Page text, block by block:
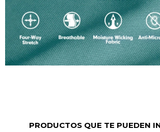
PRODUCTOS QUE TE PUEDEN